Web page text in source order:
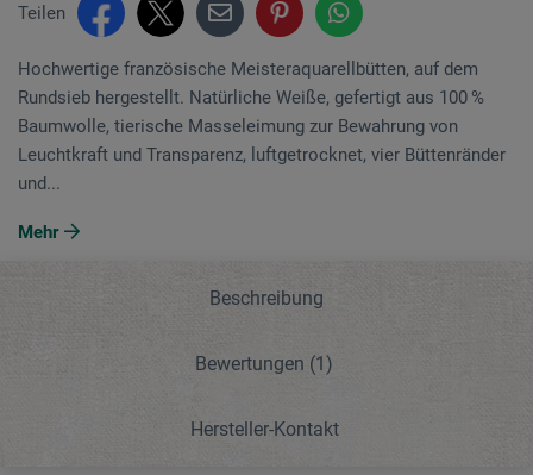
Teilen
Hochwertige französische Meisteraquarellbütten, auf dem
Rundsieb hergestellt. Natürliche Weiße, gefertigt aus 100 %
Baumwolle, tierische Masseleimung zur Bewahrung von
Leuchtkraft und Transparenz, luftgetrocknet, vier Büttenränder
und...
Mehr
Beschreibung
Bewertungen (1)
Hersteller-Kontakt